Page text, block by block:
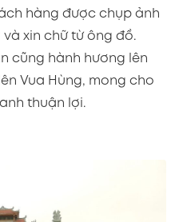
hàng được chụp ảnh
và xin chữ từ ông đồ.
cũng hành hương lên
Vua Hùng, mong cho
thuận lợi.